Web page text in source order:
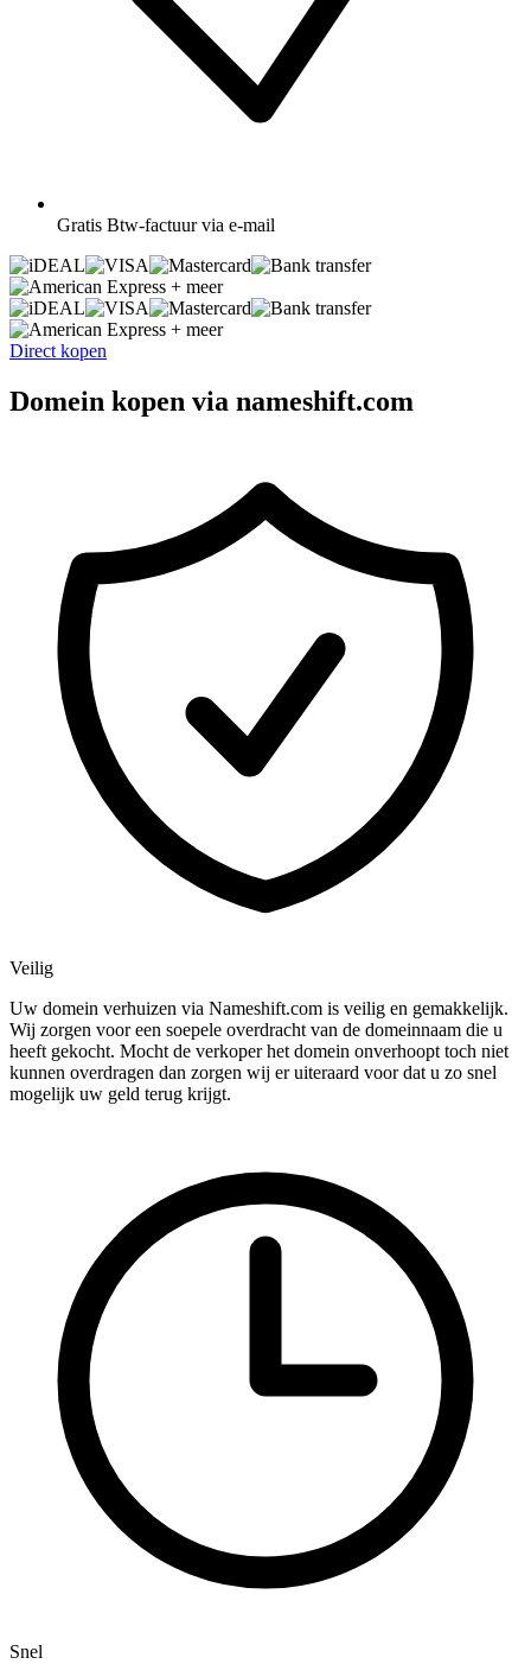
Gratis Btw-factuur via e-mail
+ meer
+ meer
Direct kopen
Domein kopen via nameshift.com
Veilig
Uw domein verhuizen via Nameshift.com is veilig en gemakkelijk.
Wij zorgen voor een soepele overdracht van de domeinnaam die u
heeft gekocht. Mocht de verkoper het domein onverhoopt toch niet
kunnen overdragen dan zorgen wij er uiteraard voor dat u zo snel
mogelijk uw geld terug krijgt.
Snel